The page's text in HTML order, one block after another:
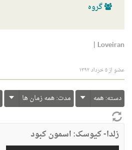
گروه
Loveiran
|
عضو از ۵ خرداد ۱۳۹۲
دسته: همه مدت: همه زمان ها
زلدا- کیوسک: اسمون کبود